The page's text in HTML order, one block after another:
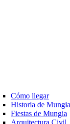
Cómo llegar
Historia de Mungia
Fiestas de Mungia
Arquitectura Civil